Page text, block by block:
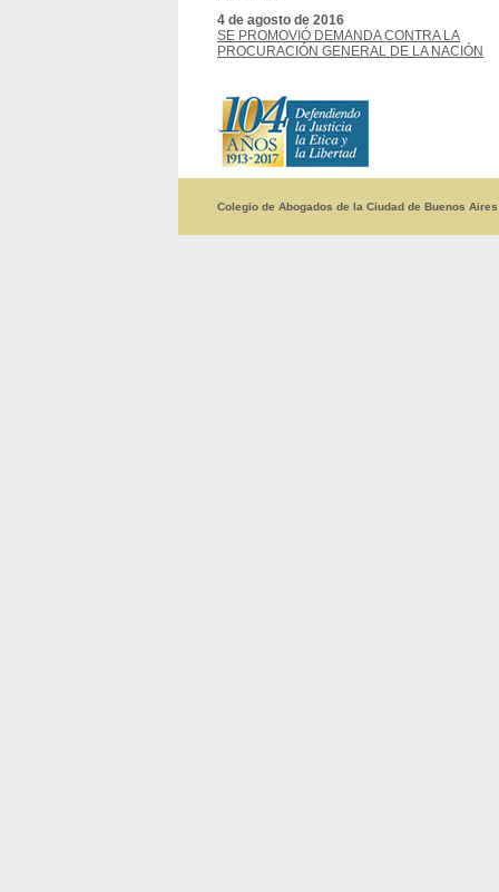
4 de agosto de 2016
SE PROMOVIÓ DEMANDA CONTRA LA
PROCURACIÓN GENERAL DE LA NACIÓN
Colegio de Abogados de la Ciudad de Buenos Aires